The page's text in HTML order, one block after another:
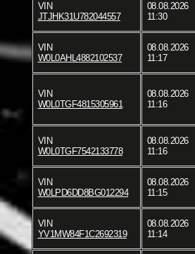
VIN
JTJHK31U782044557
08.08.2026
11:30
VIN
W0L0AHL4882102537
08.08.2026
11:17
VIN
W0L0TGF4815305961
08.08.2026
11:16
VIN
W0L0TGF7542133778
08.08.2026
11:16
VIN
W0LPD6DD8BG012294
08.08.2026
11:15
VIN
YV1MW84F1C2692319
08.08.2026
11:14